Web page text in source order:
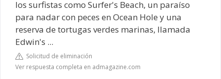
los surfistas como Surfer's Beach, un paraíso
para nadar con peces en Ocean Hole y una
reserva de tortugas verdes marinas, llamada
Edwin's ...
Solicitud de eliminación
Ver respuesta completa en admagazine.com